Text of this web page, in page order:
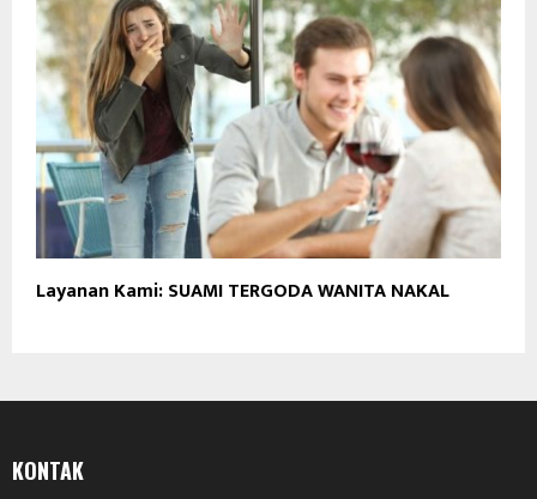
Layanan Kami: SUAMI TERGODA WANITA NAKAL
KONTAK